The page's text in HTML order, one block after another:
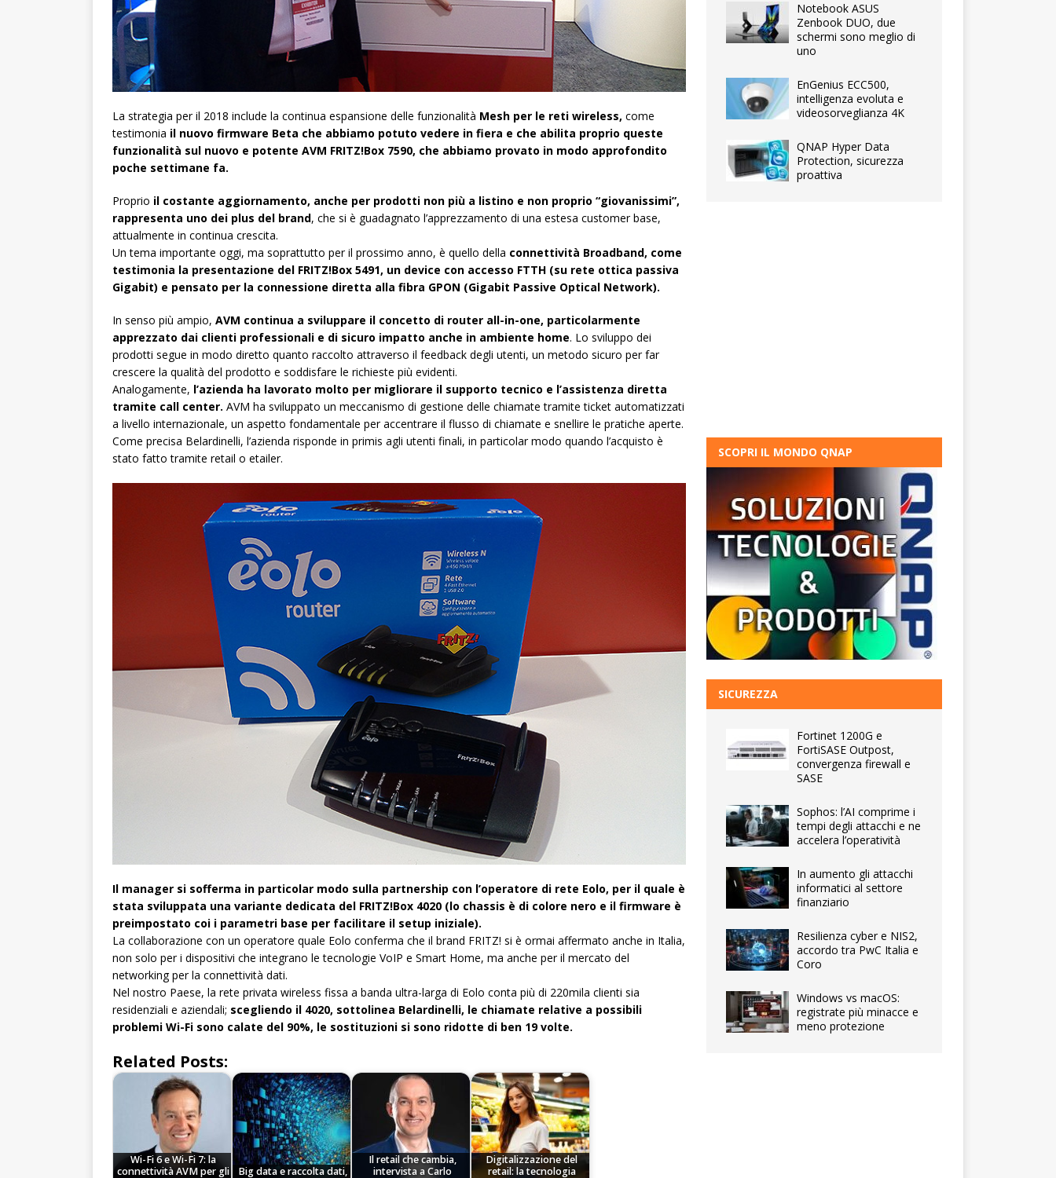
La strategia per il 2018 include la continua espansione delle funzionalità Mesh per le reti wireless, come
testimonia il nuovo firmware Beta che abbiamo potuto vedere in fiera e che abilita proprio queste
funzionalità sul nuovo e potente AVM FRITZ!Box 7590, che abbiamo provato in modo approfondito
poche settimane fa.
Proprio il costante aggiornamento, anche per prodotti non più a listino e non proprio “giovanissimi”,
rappresenta uno dei plus del brand, che si è guadagnato l’apprezzamento di una estesa customer base,
attualmente in continua crescita.
Un tema importante oggi, ma soprattutto per il prossimo anno, è quello della connettività Broadband, come
testimonia la presentazione del FRITZ!Box 5491, un device con accesso FTTH (su rete ottica passiva
Gigabit) e pensato per la connessione diretta alla fibra GPON (Gigabit Passive Optical Network).
In senso più ampio, AVM continua a sviluppare il concetto di router all-in-one, particolarmente
apprezzato dai clienti professionali e di sicuro impatto anche in ambiente home. Lo sviluppo dei
prodotti segue in modo diretto quanto raccolto attraverso il feedback degli utenti, un metodo sicuro per far
crescere la qualità del prodotto e soddisfare le richieste più evidenti.
Analogamente, l’azienda ha lavorato molto per migliorare il supporto tecnico e l’assistenza diretta
tramite call center. AVM ha sviluppato un meccanismo di gestione delle chiamate tramite ticket automatizzati
a livello internazionale, un aspetto fondamentale per accentrare il flusso di chiamate e snellire le pratiche aperte.
Come precisa Belardinelli, l’azienda risponde in primis agli utenti finali, in particolar modo quando l’acquisto è
stato fatto tramite retail o etailer.
Il manager si sofferma in particolar modo sulla partnership con l’operatore di rete Eolo, per il quale è
stata sviluppata una variante dedicata del FRITZ!Box 4020 (lo chassis è di colore nero e il firmware è
preimpostato coi i parametri base per facilitare il setup iniziale).
La collaborazione con un operatore quale Eolo conferma che il brand FRITZ! si è ormai affermato anche in Italia,
non solo per i dispositivi che integrano le tecnologie VoIP e Smart Home, ma anche per il mercato del
networking per la connettività dati.
Nel nostro Paese, la rete privata wireless fissa a banda ultra-larga di Eolo conta più di 220mila clienti sia
residenziali e aziendali; scegliendo il 4020, sottolinea Belardinelli, le chiamate relative a possibili
problemi Wi-Fi sono calate del 90%, le sostituzioni si sono ridotte di ben 19 volte.
Related Posts:
Wi-Fi 6 e Wi-Fi 7: la
connettività AVM per gli
Big data e raccolta dati,
Il retail che cambia,
intervista a Carlo
Digitalizzazione del
retail: la tecnologia
Notebook ASUS
Zenbook DUO, due
schermi sono meglio di
uno
EnGenius ECC500,
intelligenza evoluta e
videosorveglianza 4K
QNAP Hyper Data
Protection, sicurezza
proattiva
SCOPRI IL MONDO QNAP
SICUREZZA
Fortinet 1200G e
FortiSASE Outpost,
convergenza firewall e
SASE
Sophos: l’AI comprime i
tempi degli attacchi e ne
accelera l’operatività
In aumento gli attacchi
informatici al settore
finanziario
Resilienza cyber e NIS2,
accordo tra PwC Italia e
Coro
Windows vs macOS:
registrate più minacce e
meno protezione